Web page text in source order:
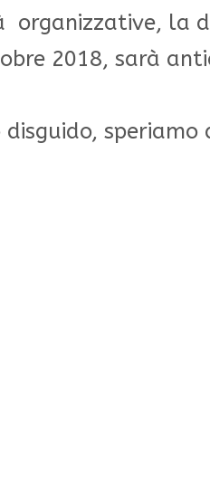
organizzative, la
2018, sarà
speriamo